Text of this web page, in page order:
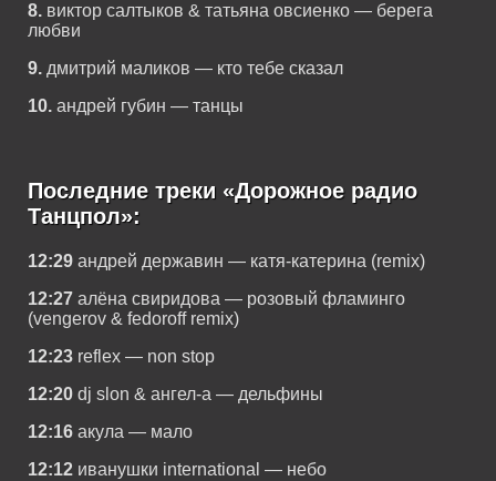
8. виктор салтыков & татьяна овсиенко — берега
любви
9. дмитрий маликов — кто тебе сказал
10. андрей губин — танцы
Последние треки «Дорожное радио
Танцпол»:
12:29 андрей державин — катя-катерина (remix)
12:27 алёна свиридова — розовый фламинго
(vengerov & fedoroff remix)
12:23 reflex — non stop
12:20 dj slon & ангел-а — дельфины
12:16 акула — мало
12:12 иванушки international — небо